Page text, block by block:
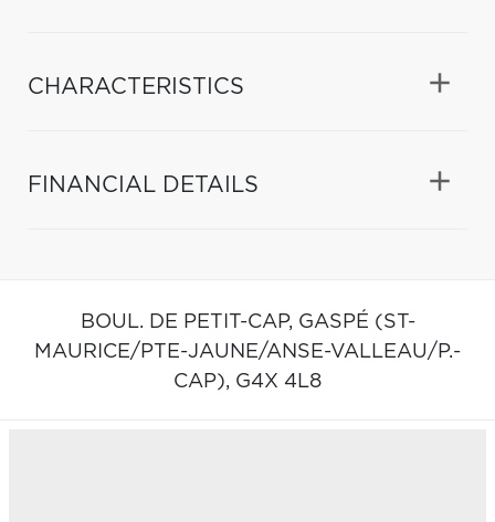
CHARACTERISTICS
FINANCIAL DETAILS
BOUL. DE PETIT-CAP, GASPÉ (ST-
MAURICE/PTE-JAUNE/ANSE-VALLEAU/P.-
CAP), G4X 4L8